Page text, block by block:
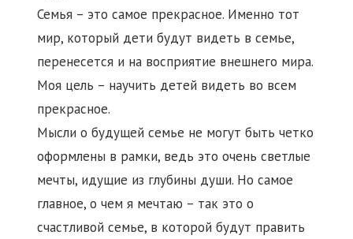
Семья – это самое прекрасное. Именно тот
мир, который дети будут видеть в семье,
перенесется и на восприятие внешнего мира.
Моя цель – научить детей видеть во всем
прекрасное.
Мысли о будущей семье не могут быть четко
оформлены в рамки, ведь это очень светлые
мечты, идущие из глубины души. Но самое
главное, о чем я мечтаю – так это о
счастливой семье, в которой будут править